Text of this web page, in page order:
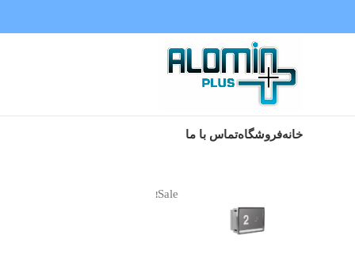
خانهفروشگاهتماس با ما
Sale!